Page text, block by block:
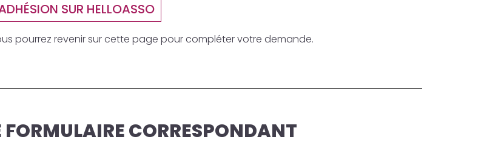
SUR HELLOASSO
pourrez revenir sur cette page pour compléter votre demande.
FORMULAIRE CORRESPONDANT